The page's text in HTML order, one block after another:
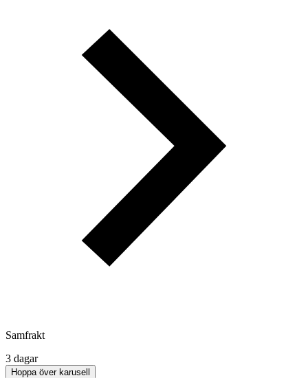
Samfrakt
3 dagar
Hoppa över karusell